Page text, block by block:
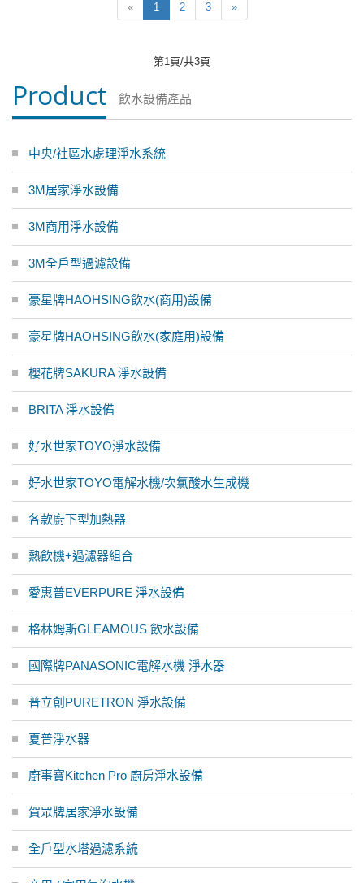
« 1 2 3 »
第1頁/共3頁
Product 飲水設備產品
中央/社區水處理淨水系統
3M居家淨水設備
3M商用淨水設備
3M全戶型過濾設備
豪星牌HAOHSING飲水(商用)設備
豪星牌HAOHSING飲水(家庭用)設備
櫻花牌SAKURA 淨水設備
BRITA 淨水設備
好水世家TOYO淨水設備
好水世家TOYO電解水機/次氯酸水生成機
各款廚下型加熱器
熱飲機+過濾器組合
愛惠普EVERPURE 淨水設備
格林姆斯GLEAMOUS 飲水設備
國際牌PANASONIC電解水機 淨水器
普立創PURETRON 淨水設備
夏普淨水器
廚事寶Kitchen Pro 廚房淨水設備
賀眾牌居家淨水設備
全戶型水塔過濾系統